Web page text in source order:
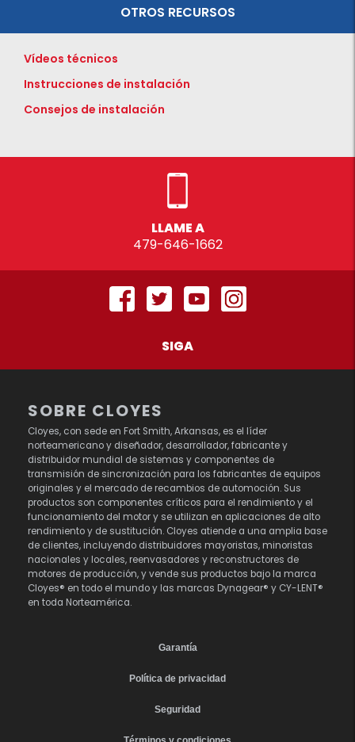
OTROS RECURSOS
Vídeos técnicos
Instrucciones de instalación
Consejos de instalación
LLAME A
479-646-1662
SIGA
SOBRE CLOYES
Cloyes, con sede en Fort Smith, Arkansas, es el líder
norteamericano y diseñador, desarrollador, fabricante y
distribuidor mundial de sistemas y componentes de
transmisión de sincronización para los fabricantes de equipos
originales y el mercado de recambios de automoción. Sus
productos son componentes críticos para el rendimiento y el
funcionamiento del motor y se utilizan en aplicaciones de alto
rendimiento y de sustitución. Cloyes atiende a una amplia base
de clientes, incluyendo distribuidores mayoristas, minoristas
nacionales y locales, reenvasadores y reconstructores de
motores de producción, y vende sus productos bajo la marca
Cloyes® en todo el mundo y las marcas Dynagear® y CY-LENT®
en toda Norteamérica.
Garantía
Política de privacidad
Seguridad